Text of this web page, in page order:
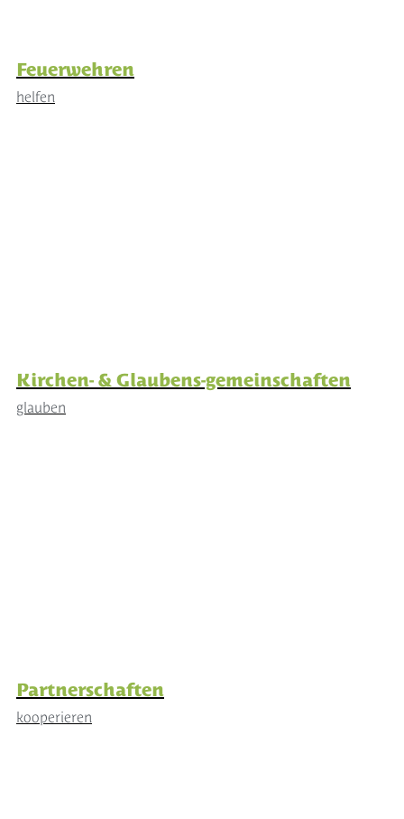
Feuerwehren
helfen
Kirchen- & Glaubens-gemeinschaften
glauben
Partnerschaften
kooperieren